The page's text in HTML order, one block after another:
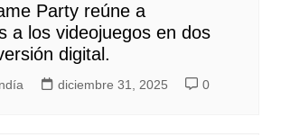
Party reúne a
a los videojuegos en dos
digital.
diciembre 31, 2025 0